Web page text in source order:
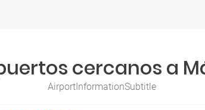
cercanos a
AirportInformationSubtitle